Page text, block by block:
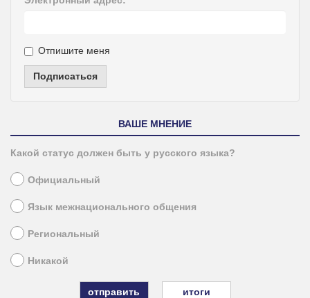
Отпишите меня
Подписаться
ВАШЕ МНЕНИЕ
Какой статус должен быть у русского языка?
Официальный
Язык межнационального общения
Региональный
Никакой
итоги